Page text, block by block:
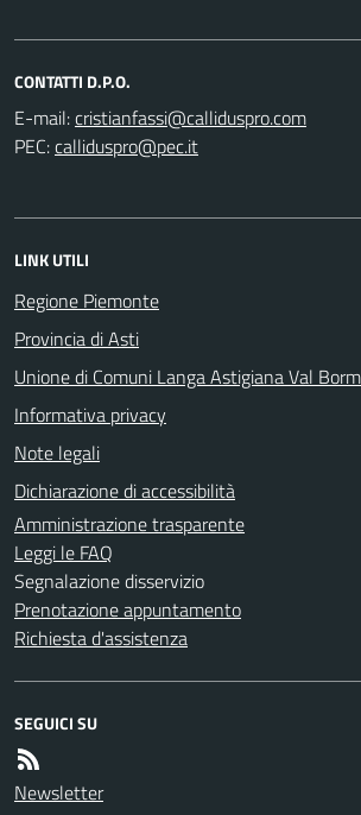
CONTATTI D.P.O.
E-mail:
PEC:
LINK UTILI
Regione Piemonte
Provincia di Asti
Unione di Comuni Langa Astigiana Val
Informativa privacy
Note legali
Dichiarazione di accessibilità
Amministrazione trasparente
Leggi le FAQ
Segnalazione disservizio
Prenotazione appuntamento
Richiesta d'assistenza
SEGUICI SU
Newsletter